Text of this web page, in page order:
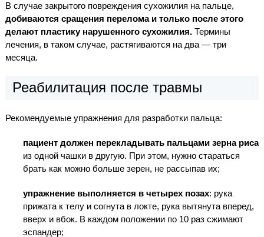
В случае закрытого повреждения сухожилия на пальце,
добиваются сращения перелома и только после этого
делают пластику нарушенного сухожилия.Термины
лечения, в таком случае, растягиваются на два — три
месяца.
Реабилитация после травмы
Рекомендуемые упражнения для разработки пальца:
пациент должен перекладывать пальцами зерна риса
из одной чашки в другую. При этом, нужно стараться
брать как можно больше зерен, не рассыпав их;
упражнение выполняется в четырех позах: рука
прижата к телу и согнута в локте, рука вытянута вперед,
вверх и вбок. В каждом положении по 10 раз сжимают
эспандер;